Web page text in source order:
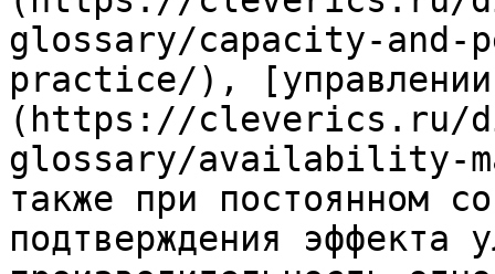
glossary/capacity-and-
practice/), [управлении
(https://cleverics.ru/
glossary/availability-
также при постоянном
подтверждения эффекта